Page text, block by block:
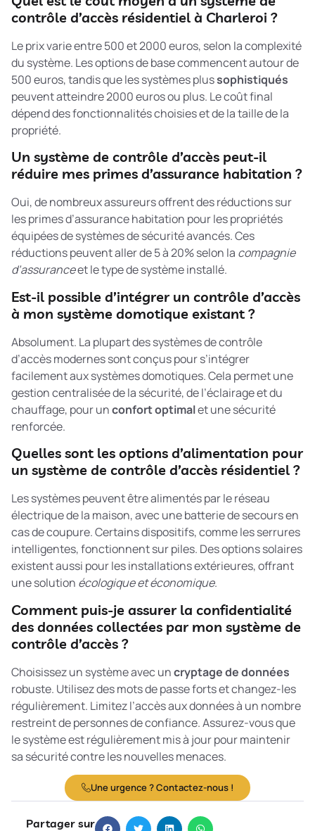
contrôle d’accès résidentiel à Charleroi ?
Le prix varie entre 500 et 2000 euros, selon la complexité
du système. Les options de base commencent autour de
500 euros, tandis que les systèmes plussophistiqués
peuvent atteindre 2000 euros ou plus. Le coût final
dépend des fonctionnalités choisies et de la taille de la
propriété.
Un système de contrôle d’accès peut-il
réduire mes primes d’assurance habitation ?
Oui, de nombreux assureurs offrent des réductions sur
les primes d’assurance habitation pour les propriétés
équipées de systèmes de sécurité avancés. Ces
réductions peuvent aller de 5 à 20% selon la compagnie
d’assuranceet le type de système installé.
Est-il possible d’intégrer un contrôle d’accès
à mon système domotique existant ?
Absolument. La plupart des systèmes de contrôle
d’accès modernes sont conçus pour s’intégrer
facilement aux systèmes domotiques. Cela permet une
gestion centralisée de la sécurité, de l’éclairage et du
chauffage, pour unconfort optimalet une sécurité
renforcée.
Quelles sont les options d’alimentation pour
un système de contrôle d’accès résidentiel ?
Les systèmes peuvent être alimentés par le réseau
électrique de la maison, avec une batterie de secours en
cas de coupure. Certains dispositifs, comme les serrures
intelligentes, fonctionnent sur piles. Des options solaires
existent aussi pour les installations extérieures, offrant
une solution écologique et économique.
Comment puis-je assurer la confidentialité
des données collectées par mon système de
contrôle d’accès ?
Choisissez un système avec uncryptage de données
robuste. Utilisez des mots de passe forts et changez-les
régulièrement. Limitez l’accès aux données à un nombre
restreint de personnes de confiance. Assurez-vous que
le système est régulièrement mis à jour pour maintenir
sa sécurité contre les nouvelles menaces.
Une urgence ? Contactez-nous !
Partager sur